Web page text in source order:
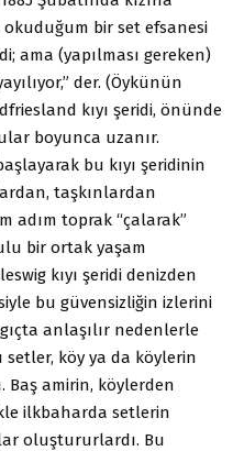
okuduğum bir set efsanesi
ama (yapılması gereken)
der. (Öykünün
kıyı şeridi, önünde
boyunca uzanır.
bu kıyı şeridinin
taşkınlardan
adım toprak “çalarak”
bir ortak yaşam
kıyı şeridi denizden
bu güvensizliğin izlerini
anlaşılır nedenlerle
köy ya da köylerin
Baş amirin, köylerden
ilkbaharda setlerin
oluştururlardı. Bu